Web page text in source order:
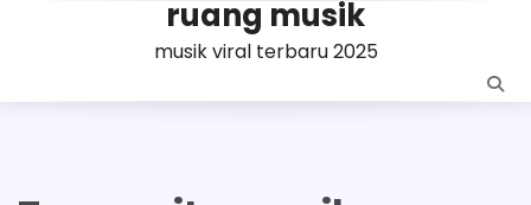
ruang musik
musik viral terbaru 2025